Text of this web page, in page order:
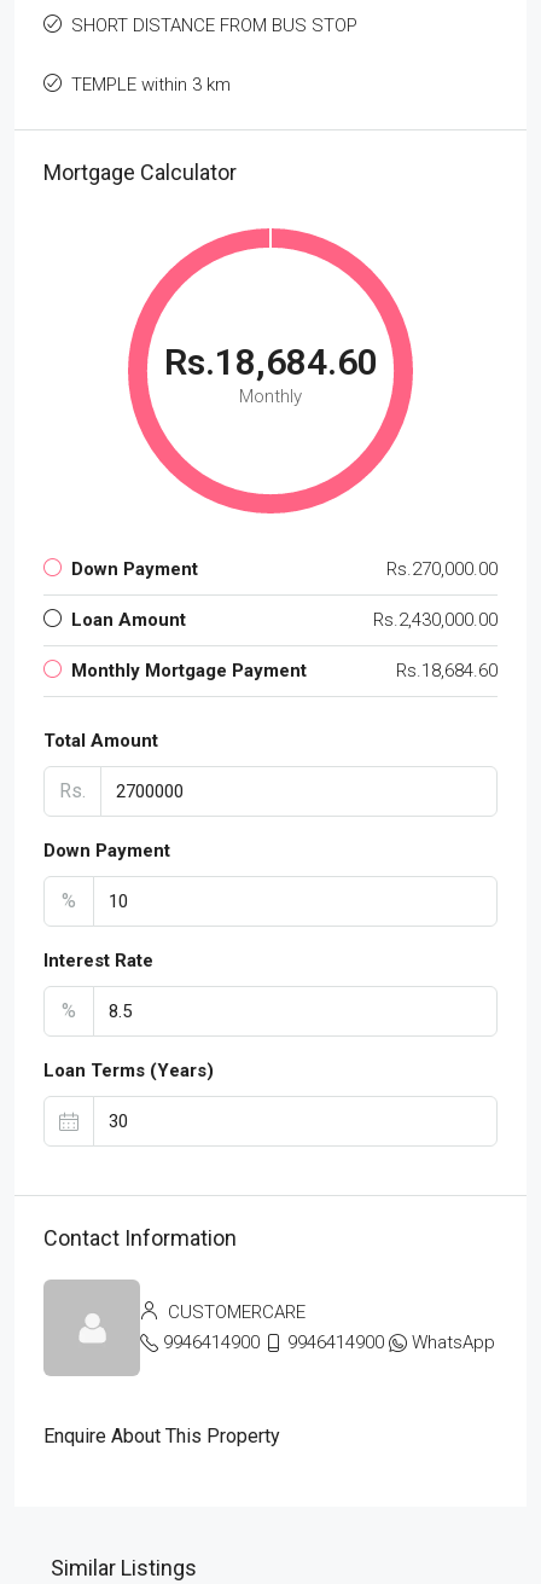
SHORT DISTANCE FROM BUS STOP
TEMPLE within 3 km
Mortgage Calculator
Rs.18,684.60
Monthly
Down Payment Rs.270,000.00
Loan Amount Rs.2,430,000.00
Monthly Mortgage Payment Rs.18,684.60
Total Amount
Rs.
Down Payment
%
Interest Rate
%
Loan Terms (Years)
Contact Information
CUSTOMERCARE
9946414900
9946414900 WhatsApp
Enquire About This Property
Similar Listings